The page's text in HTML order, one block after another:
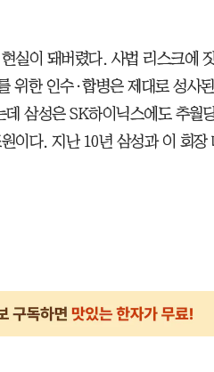
실이 돼버렸다. 사법 리스크에
위한 인수·합병은 제대로 성사
삼성은 SK하이닉스에도 추월
이다. 지난 10년 삼성과 이 회장